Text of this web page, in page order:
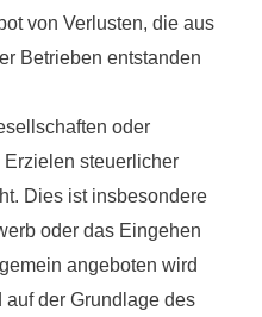
von Verlusten, die aus
Betrieben entstanden
oder
steuerlicher
Dies ist insbesondere
oder das Eingehen
angeboten wird
auf der Grundlage des